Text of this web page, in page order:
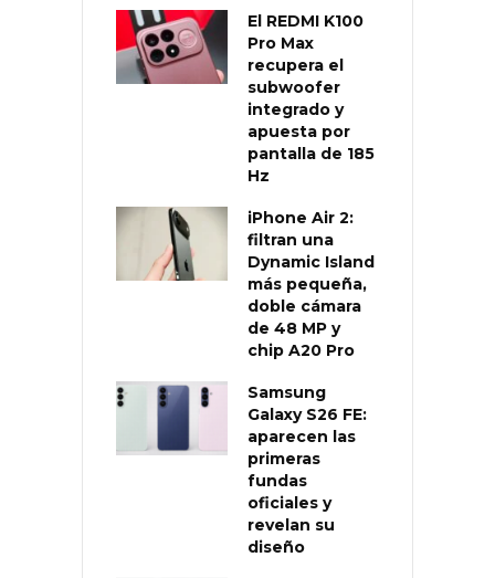
El REDMI K100
Pro Max
recupera el
subwoofer
integrado y
apuesta por
pantalla de 185
Hz
iPhone Air 2:
filtran una
Dynamic Island
más pequeña,
doble cámara
de 48 MP y
chip A20 Pro
Samsung
Galaxy S26 FE:
aparecen las
primeras
fundas
oficiales y
revelan su
diseño